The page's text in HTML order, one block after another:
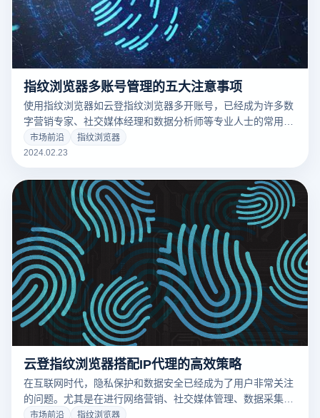
指纹浏览器多账号管理的五大注意事项
使用指纹浏览器如云登指纹浏览器多开账号，已经成为许多数
字营销专家、社交媒体经理和数据分析师等专业人士的常用策
略。它能有效避免账号间的关联风险，提高工作效率，同时保
护用户隐私。然而，在利用这一强大工具时，还有一些重要的
市场前沿
指纹浏览器
2024.02.23
云登指纹浏览器搭配IP代理的高效策略
在互联网时代，隐私保护和数据安全已经成为了用户非常关注
的问题。尤其是在进行网络营销、社交媒体管理、数据采集等
活动时，如何有效避免账号被封、保护个人隐私成为了一个重
市场前沿 指纹浏览器